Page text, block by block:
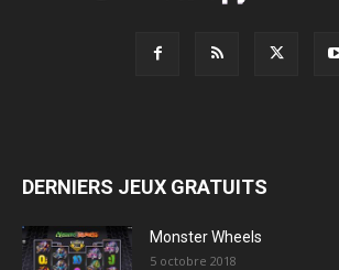
DERNIERS JEUX GRATUITS
Monster Wheels
5 octobre 2018